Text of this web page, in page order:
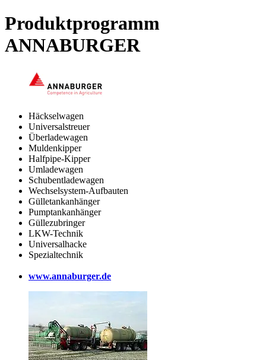
Produktprogramm
ANNABURGER
Häckselwagen
Universalstreuer
Überladewagen
Muldenkipper
Halfpipe-Kipper
Umladewagen
Schubentladewagen
Wechselsystem-Aufbauten
Gülletankanhänger
Pumptankanhänger
Güllezubringer
LKW-Technik
Universalhacke
Spezialtechnik
www.annaburger.de